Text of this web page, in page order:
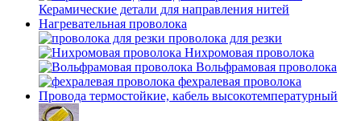
Керамические детали для направления нитей
Нагревательная проволока
проволока для резки
Нихромовая проволока
Вольфрамовая проволока
фехралевая проволока
Провода термостойкие, кабель высокотемпературный